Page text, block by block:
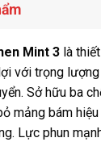
Mint 3 là
với trọng
Sở hữu ba
mảng bám
Lực phun